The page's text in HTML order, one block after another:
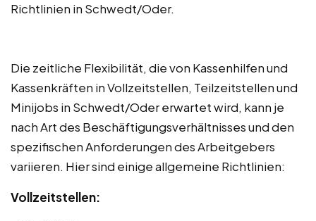
Richtlinien in Schwedt/Oder.
Die zeitliche Flexibilität, die von Kassenhilfen und
Kassenkräften in Vollzeitstellen, Teilzeitstellen und
Minijobs in Schwedt/Oder erwartet wird, kann je
nach Art des Beschäftigungsverhältnisses und den
spezifischen Anforderungen des Arbeitgebers
variieren. Hier sind einige allgemeine Richtlinien:
Vollzeitstellen: